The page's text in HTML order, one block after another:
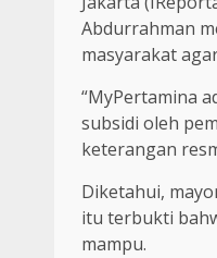
Abdurrahman
masyarakat
“MyPertamina
subsidi oleh
keterangan
Diketahui,
itu terbukti
mampu.